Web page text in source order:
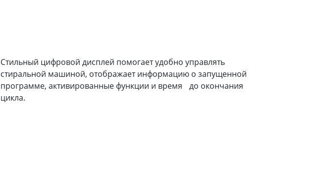
Стильный цифровой дисплей помогает удобно управлять
стиральной машиной, отображает информацию о запущенной
программе, активированные функции и время до окончания
цикла.